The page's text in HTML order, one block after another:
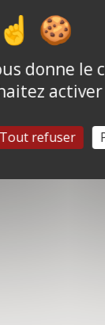
donne le
activer
Tout refuser